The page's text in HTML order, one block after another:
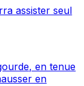
assister seul
en tenue
en